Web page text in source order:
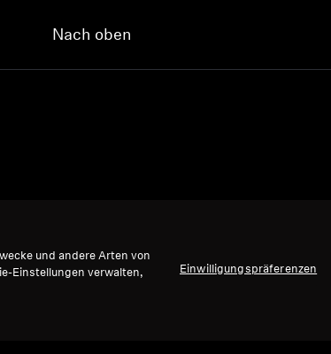
Nach oben
und andere Arten von
Einstellungen verwalten,
Einwilligungspräferenzen